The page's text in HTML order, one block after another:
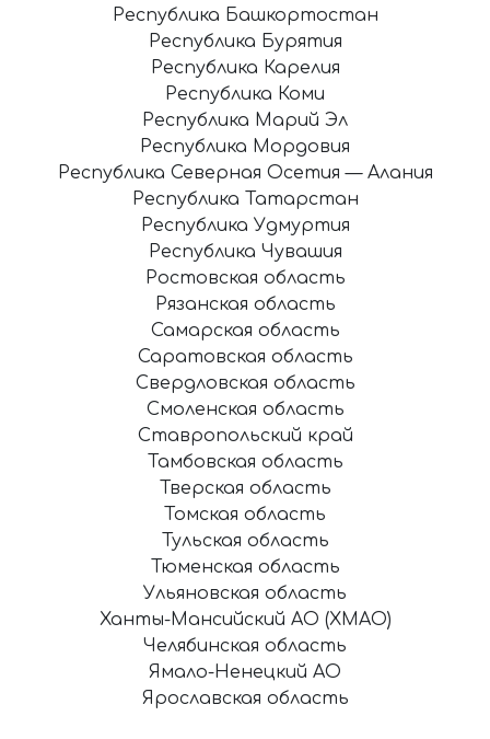
Республика Башкортостан
Республика Бурятия
Республика Карелия
Республика Коми
Республика Марий Эл
Республика Мордовия
Республика Северная Осетия — Алания
Республика Татарстан
Республика Удмуртия
Республика Чувашия
Ростовская область
Рязанская область
Самарская область
Саратовская область
Свердловская область
Смоленская область
Ставропольский край
Тамбовская область
Тверская область
Томская область
Тульская область
Тюменская область
Ульяновская область
Ханты-Мансийский АО (ХМАО)
Челябинская область
Ямало-Ненецкий АО
Ярославская область